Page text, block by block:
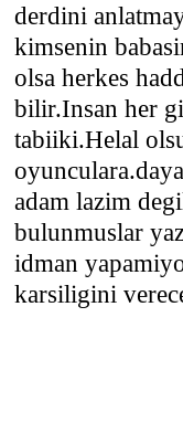
derdini
kimsenin
olsa herkes
bilir.Insan her
tabiiki.Helal
adam lazim
bulunmuslar
idman
karsiligini